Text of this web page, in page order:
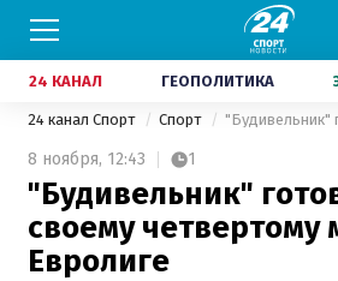
24 КАНАЛ ГЕОПОЛИТИКА
24 канал Спорт Спорт
8 ноября, 12:43 1
"Будивельник"
своему четвертому
Евролиге